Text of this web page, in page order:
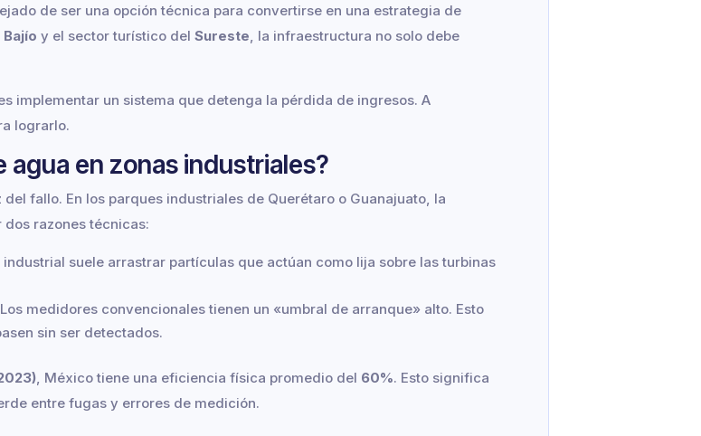
de ser una opción técnica para convertirse en una estrategia de
Bajío y el sector turístico del Sureste, la infraestructura no solo debe
implementar un sistema que detenga la pérdida de ingresos. A
lograrlo.
agua en zonas industriales?
fallo. En los parques industriales de Querétaro o Guanajuato, la
razones técnicas:
industrial suele arrastrar partículas que actúan como lija sobre las turbinas
Los medidores convencionales tienen un «umbral de arranque» alto. Esto
sin ser detectados.
, México tiene una eficiencia física promedio del 60%. Esto significa
entre fugas y errores de medición.